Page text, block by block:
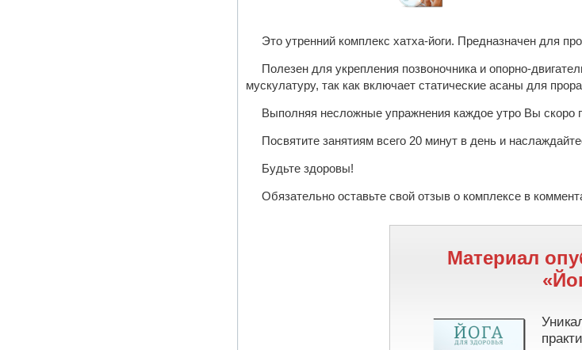
Это утренний комплекс хатха-йоги. Предназначен для
Полезен для укрепления позвоночника и опорно-
мускулатуру, так как включает статические асаны для
Выполняя несложные упражнения каждое утро Вы скоро
Посвятите занятиям всего 20 минут в день и
Будьте здоровы!
Обязательно оставьте свой отзыв о комплексе в
Материал